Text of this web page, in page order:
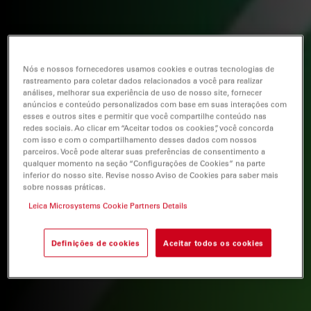
Nós e nossos fornecedores usamos cookies e outras tecnologias de
rastreamento para coletar dados relacionados a você para realizar
análises, melhorar sua experiência de uso de nosso site, fornecer
anúncios e conteúdo personalizados com base em suas interações com
esses e outros sites e permitir que você compartilhe conteúdo nas
redes sociais. Ao clicar em “Aceitar todos os cookies”, você concorda
com isso e com o compartilhamento desses dados com nossos
parceiros. Você pode alterar suas preferências de consentimento a
qualquer momento na seção “Configurações de Cookies” na parte
inferior do nosso site. Revise nosso Aviso de Cookies para saber mais
sobre nossas práticas.
Leica Microsystems Cookie Partners Details
Definições de cookies Aceitar todos os cookies